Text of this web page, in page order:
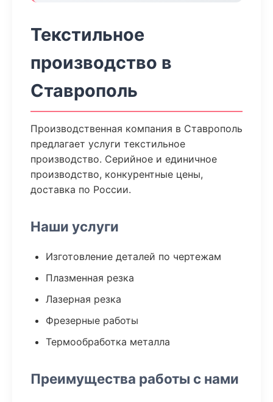
Текстильное
производство в
Ставрополь
Производственная компания в Ставрополь
предлагает услуги текстильное
производство. Серийное и единичное
производство, конкурентные цены,
доставка по России.
Наши услуги
Изготовление деталей по чертежам
Плазменная резка
Лазерная резка
Фрезерные работы
Термообработка металла
Преимущества работы с нами